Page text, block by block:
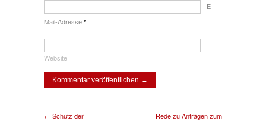
E-
Mail-Adresse *
Website
← Schutz der
Rede zu Anträgen zum